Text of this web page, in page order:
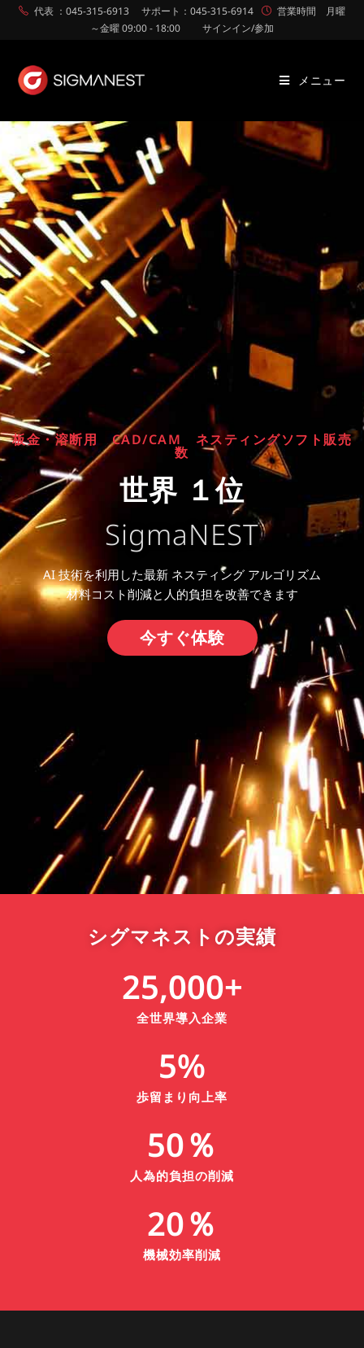
代表 ：045-315-6913 サポート：045-315-6914
営業時間 月曜
～金曜 09:00 - 18:00 サインイン/参加
メニュー
板金・溶断用 CAD/CAM ネスティングソフト販売
数
世界 １位
SigmaNEST
AI 技術を利用した最新 ネスティング アルゴリズム
材料コスト削減と人的負担を改善できます
今すぐ体験
シグマネストの実績
全世界導入企業
25,000+
歩留まり向上率
5%
人為的負担の削減
50％
機械効率削減
20％